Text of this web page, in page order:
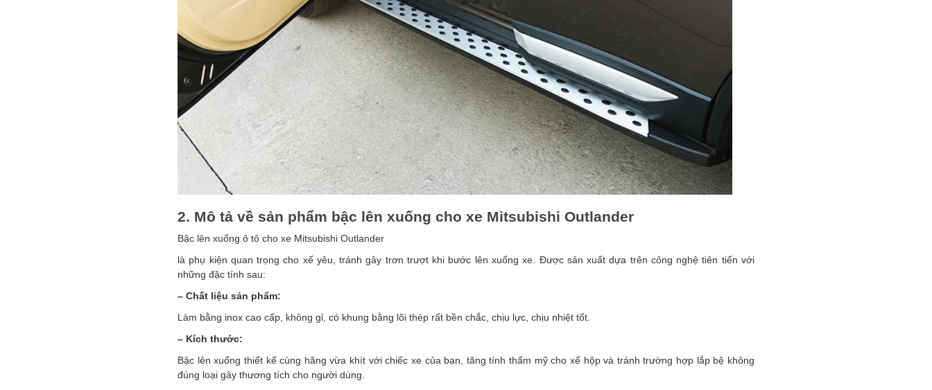
2. Mô tả về sản phẩm bậc lên xuống cho xe Mitsubishi Outlander
Bậc lên xuống ô tô cho xe Mitsubishi Outlander
là phụ kiện quan trọng cho xế yêu, tránh gây trơn trượt khi bước lên xuống xe. Được sản xuất dựa trên công nghệ tiên tiến với
những đặc tính sau:
– Chất liệu sản phẩm:
Làm bằng inox cao cấp, không gỉ, có khung bằng lõi thép rất bền chắc, chịu lực, chịu nhiệt tốt.
– Kích thước:
Bậc lên xuống thiết kế cùng hãng vừa khít với chiếc xe của bạn, tăng tính thẩm mỹ cho xế hộp và tránh trường hợp lắp bệ không
đúng loại gây thương tích cho người dùng.